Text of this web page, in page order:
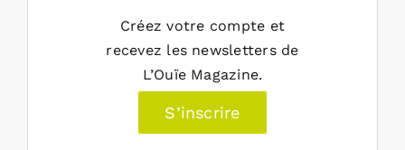
Créez votre compte et
recevez les newsletters de
L’Ouïe Magazine.
S’inscrire